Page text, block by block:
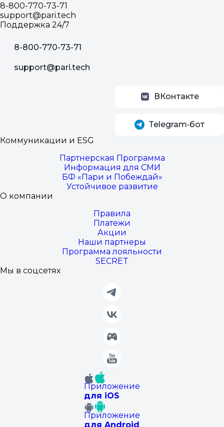
8-800-770-73-71
support@pari.tech
Поддержка 24/7
8-800-770-73-71
support@pari.tech
ВКонтакте
Telegram‑бот
Коммуникации и ESG
Партнерская Программа
Информация для СМИ
БФ «Пари и Побеждай»
Устойчивое развитие
О компании
Правила
Платежи
Акции
Наши партнеры
Программа лояльности
SECRET
Мы в соцсетях
Приложение
для iOS
Приложение
для Android